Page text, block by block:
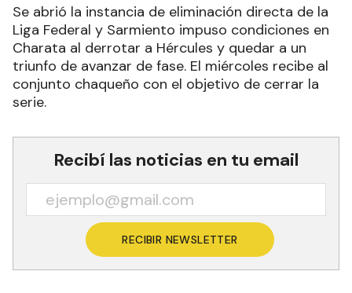
Se abrió la instancia de eliminación directa de la
Liga Federal y Sarmiento impuso condiciones en
Charata al derrotar a Hércules y quedar a un
triunfo de avanzar de fase. El miércoles recibe al
conjunto chaqueño con el objetivo de cerrar la
serie.
Recibí las noticias en tu email
RECIBIR NEWSLETTER